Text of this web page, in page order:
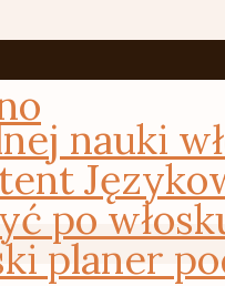
nauki
po
planer